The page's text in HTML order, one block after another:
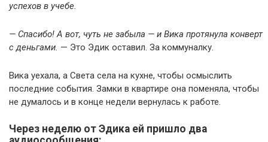
успехов в учебе.
— Спасибо! А вот, чуть не забыла — и Вика протянула конверт
с деньгами. — Это Эдик оставил. За коммуналку.
Вика уехала, а Света села на кухне, чтобы осмыслить
последние события. Замки в квартире она поменяла, чтобы
не думалось и в конце недели вернулась к работе.
Через неделю от Эдика ей пришло два